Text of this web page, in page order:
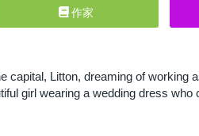
作家
capital, Litton, dreaming of working
girl wearing a wedding dress